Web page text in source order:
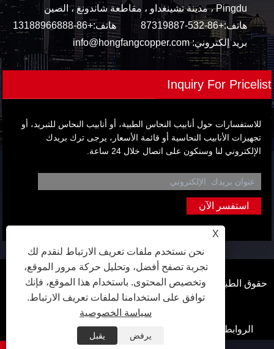
Pingdu ، مدينة تشينغداو ، مقاطعة شاندونغ ، الصين
هاتف:+86-532-87319887 هاتف:+86-13188966888
بريد إلكتروني:info@hongfangcopper.com
Inquiry For Pricelist
للاستفسارات حول أنابيب النحاس الطبية، أو أنابيب النحاس للتبريد، أو
تجهيزات الأنابيب النحاسية أو قائمة الأسعار، يرجى ترك بريدك
الإلكتروني لنا وسنكون على اتصال خلال 24 ساعة.
حقوق الطبع والنشر © 2024 Qingdao Hongfang Metal Material
Co. ، Ltd. جميع الحقوق محفوظة.
الروابط XML
Privacy Policy
X
نحن نستخدم ملفات تعريف الارتباط لنقدم لك
تجربة تصفح أفضل، وتحليل حركة مرور الموقع،
وتخصيص المحتوى. باستخدام هذا الموقع، فإنك
توافق على استخدامنا لملفات تعريف الارتباط.
سياسة الخصوصية
يرفض
يقبل